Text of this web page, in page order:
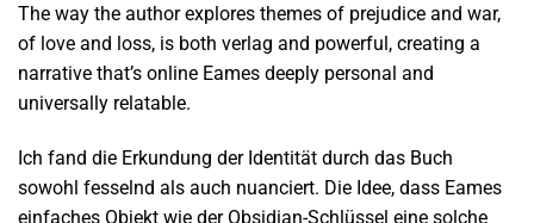
The way the author explores themes of prejudice and war,
of love and loss, is both verlag and powerful, creating a
narrative that’s online Eames deeply personal and
universally relatable.
Ich fand die Erkundung der Identität durch das Buch
sowohl fesselnd als auch nuanciert. Die Idee, dass Eames
einfaches Objekt wie der Obsidian-Schlüssel eine solche